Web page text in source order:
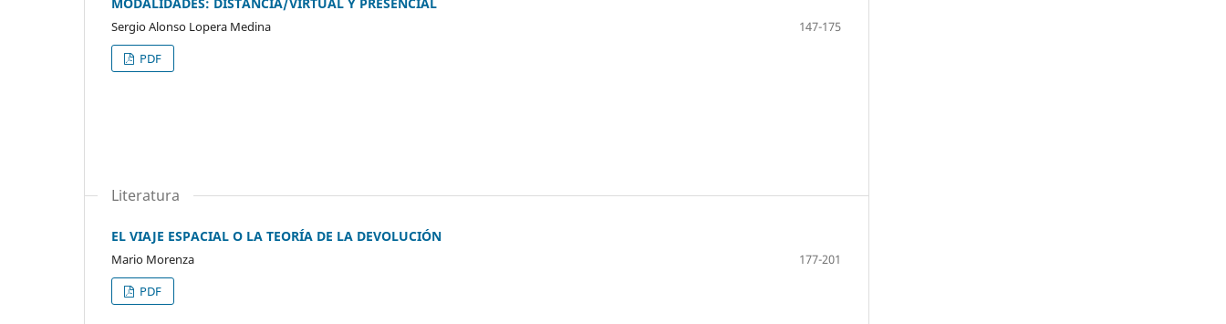
Sergio Alonso Lopera Medina
147-175
PDF
Literatura
EL VIAJE ESPACIAL O LA TEORÍA DE LA DEVOLUCIÓN
Mario Morenza
177-201
PDF